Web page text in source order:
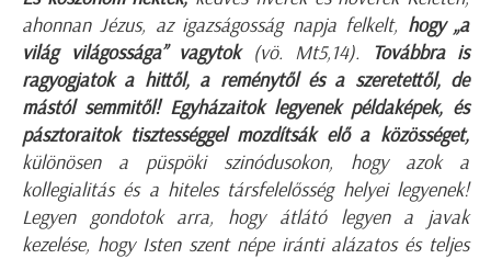
ahonnan Jézus, az igazságosság napja felkelt, hogy „a
világ világossága” vagytok(vö. Mt5,14).
Továbbra is
ragyogjatok a hittől, a reménytől és a szeretettől, de
mástól semmitől! Egyházaitok legyenek példaképek, és
pásztoraitok tisztességgel mozdítsák elő a közösséget,
különösen a püspöki szinódusokon, hogy azok a
kollegialitás és a hiteles társfelelősség helyei legyenek!
Legyen gondotok arra, hogy átlátó legyen a javak
kezelése, hogy Isten szent népe iránti alázatos és teljes